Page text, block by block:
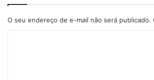
O seu endereço de e-mail não será publicado.